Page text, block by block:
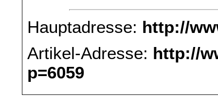
Hauptadresse: http://
Artikel-Adresse: http://
p=6059